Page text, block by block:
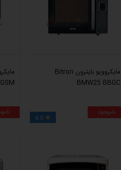
مایکروویو بایترون Bitron
BMW25 BBGC
ناموجود

4.5